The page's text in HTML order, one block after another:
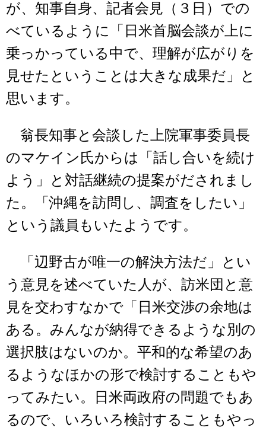
が、知事自身、記者会見（３日）での
べているように「日米首脳会談が上に
乗っかっている中で、理解が広がりを
見せたということは大きな成果だ」と
思います。
翁長知事と会談した上院軍事委員長
のマケイン氏からは「話し合いを続け
よう」と対話継続の提案がだされまし
た。「沖縄を訪問し、調査をしたい」
という議員もいたようです。
「辺野古が唯一の解決方法だ」とい
う意見を述べていた人が、訪米団と意
見を交わすなかで「日米交渉の余地は
ある。みんなが納得できるような別の
選択肢はないのか。平和的な希望のあ
るようなほかの形で検討することもや
ってみたい。日米両政府の問題でもあ
るので、いろいろ検討することもやっ